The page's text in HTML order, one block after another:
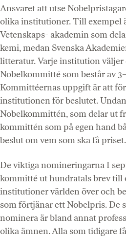
Ansvaret att utse
olika institutioner. Till exempel
Vetenskaps- akademin som
kemi, medan Svenska
litteratur. Varje institution väljer
Nobelkommitté som består av
Kommittéernas uppgift är att
institutionen för beslutet.
Nobelkommittén, som delar ut
kommittén som på egen hand
beslut om vem som ska få priset.
De viktiga nomineringarna I
kommitté ut hundratals brev till
institutioner världen över och
som förtjänar ett Nobelpris. De
nominera är bland annat
olika ämnen. Alla som tidigare